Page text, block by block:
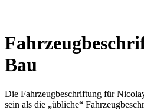
Bau
Die Fahrzeugbeschriftung für
sein als die „übliche“